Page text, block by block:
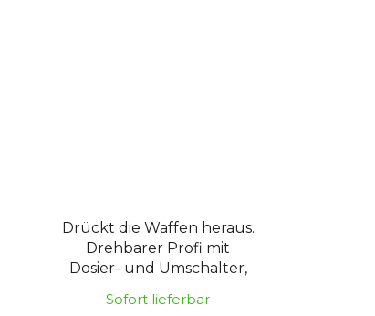
Drückt die Waffen heraus.
Drehbarer Profi mit
Dosier- und Umschalter,
Sofort lieferbar